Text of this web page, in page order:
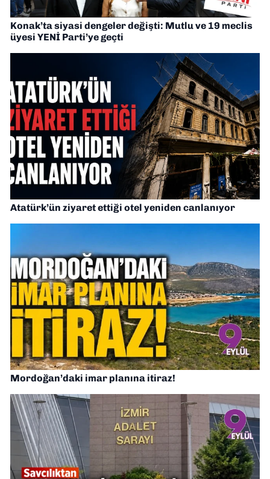
Konak’ta siyasi dengeler değişti: Mutlu ve 19 meclis
üyesi YENİ Parti’ye geçti
Atatürk’ün ziyaret ettiği otel yeniden canlanıyor
Mordoğan’daki imar planına itiraz!